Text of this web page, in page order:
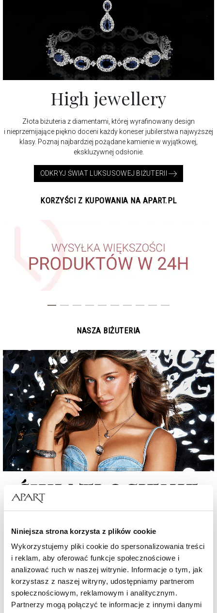
Niniejsza strona korzysta z plików cookie
Wykorzystujemy pliki cookie do spersonalizowania treści
i reklam, aby oferować funkcje społecznościowe i
analizować ruch w naszej witrynie. Informacje o tym, jak
korzystasz z naszej witryny, udostępniamy partnerom
społecznościowym, reklamowym i analitycznym.
Partnerzy mogą połączyć te informacje z innymi danymi
High jewellery
Złota biżuteria z diamentami, której wyrafinowany design
i nieprzemijające piękno doceni każdy koneser jubilerstwa najwyższej
klasy. Poznaj najbardziej pożądane kamienie w wyjątkowej,
ekskluzywnej odsłonie.
ODKRYJ ŚWIAT LUKSUSOWEJ BIŻUTERII
KORZYŚCI Z KUPOWANIA NA APART.PL
NASZA BIŻUTERIA
ODKRYJ KOLEKCJĘ JULII WIENIAWY
BIŻUTERIA W RÓŻNYCH PRZEDZIAŁACH CENOWYCH